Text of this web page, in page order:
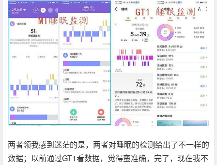
两者领我感到迷茫的是，两者对睡眠的检测给出了不一样的
数据；以前通过GT1看数据，觉得蛮准确，完了，现在我不